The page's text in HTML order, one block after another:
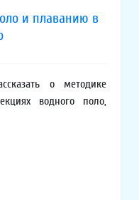
и плаванию в
о методике
водного поло,